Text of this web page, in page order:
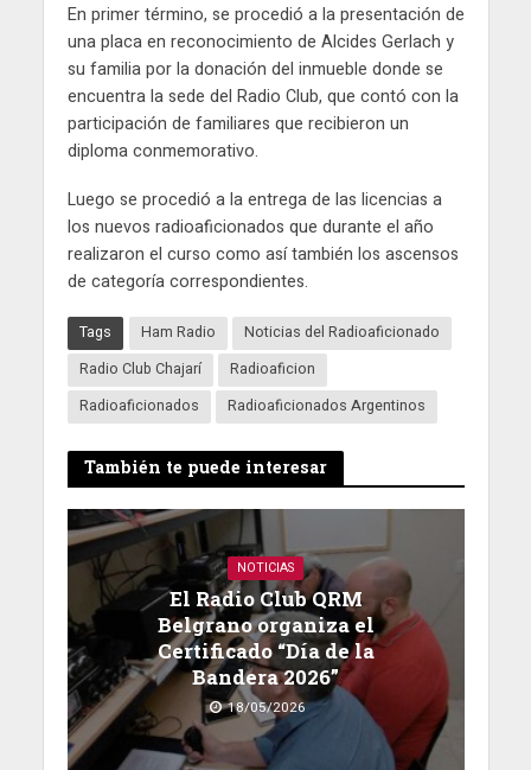
En primer término, se procedió a la presentación de
una placa en reconocimiento de Alcides Gerlach y
su familia por la donación del inmueble donde se
encuentra la sede del Radio Club, que contó con la
participación de familiares que recibieron un
diploma conmemorativo.
Luego se procedió a la entrega de las licencias a
los nuevos radioaficionados que durante el año
realizaron el curso como así también los ascensos
de categoría correspondientes.
Tags Ham Radio
Noticias del Radioaficionado
Radio Club Chajarí
Radioaficion
Radioaficionados
Radioaficionados Argentinos
También te puede interesar
NOTICIAS
El Radio Club QRM
Belgrano organiza el
Certificado “Día de la
Bandera 2026”
18/05/2026